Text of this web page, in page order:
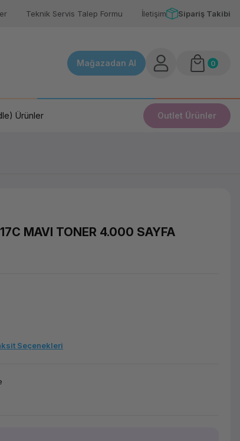
Teknik Servis Talep Formu İletişim Sipariş Takibi
Mağazadan Al 0
Ürünler Outlet Ürünler
MAVI TONER 4.000 SAYFA
Seçenekleri